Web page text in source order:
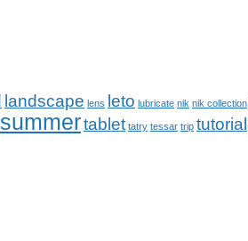
landscape lens leto lubricate nik nik collection
summertablet tatry tessar trip tutorial